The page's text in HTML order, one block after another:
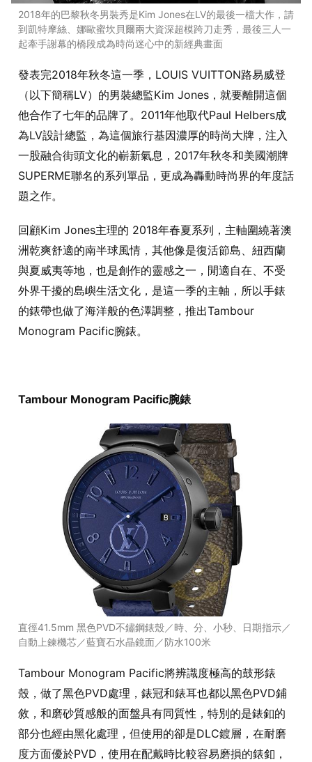
2018年的巴黎秋冬男裝秀是Kim Jones在LV的最後一檔大作，請
到凱特摩絲、娜歐蜜坎貝爾兩大資深超模跨刀走秀，最後三人一
起牽手謝幕的橋段成為時尚迷心中的新經典畫面
發表完2018年秋冬這一季， LOUIS VUITTON路易威登
（以下簡稱LV）的男裝總監Kim Jones ，就要離開這個
他合作了七年的品牌了。 2011年他取代Paul Helbers成
為LV設計總監，為這個旅行基因濃厚的時尚大牌，注入
一股融合街頭文化的嶄新氣息， 2017年秋冬和美國潮牌
SUPERME聯名的系列單品，更成為轟動時尚界的年度話
題之作。
回顧Kim Jones主理的 2018年春夏系列，主軸圍繞著澳
洲乾爽舒適的南半球風情，其他像是復活節島、紐西蘭
與夏威夷等地，也是創作的靈感之一，閒適自在、不受
外界干擾的島嶼生活文化，是這一季的主軸，所以手錶
的錶帶也做了海洋般的色澤調整，推出Tambour
Monogram Pacific腕錶。
Tambour Monogram Pacific腕錶
直徑41.5mm 黑色PVD不鏽鋼錶殼／時、分、小秒、日期指示／
自動上鍊機芯／藍寶石水晶鏡面／防水100米
Tambour Monogram Pacific將辨識度極高的鼓形錶
殼，做了黑色PVD處理，錶冠和錶耳也都以黑色PVD鋪
敘，和磨砂質感般的面盤具有同質性，特別的是錶釦的
部分也經由黑化處理，但使用的卻是DLC鍍層，在耐磨
度方面優於PVD ，使用在配戴時比較容易磨損的錶釦，